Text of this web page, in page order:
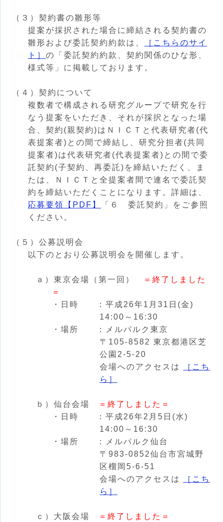
（３）契約書の雛形等
提案が採択された場合に締結される契約書の
雛形および委託契約約款は、
［こちらのサイ
ト］ の「委託契約約款、契約関係のひな形、
様式等」に掲載しております。
（４）契約について
複数者で構成される研究グループで研究を行
なう提案をいただき、それが採択となった場
合、契約(親契約)はＮＩＣＴと代表研究者(代
表提案者)との間で締結し、研究分担者(共同
提案者)は代表研究者(代表提案者)との間で委
託契約(子契約、再委託)を締結いただく、ま
たは、ＮＩＣＴと全提案者間で連名で委託契
約を締結いただくことになります。詳細は、
応募要領【PDF】
「６ 委託契約」をご参照
ください。
（５）公募説明会
以下のとおり公募説明会を開催します。
ａ）東京会場（第一回）
＝終了しました
＝
・日時 ：平成26年1月31日(金)
14:00～16:30
・場所 ：メルパルク東京
〒105-8582 東京都港区芝
公園2-5-20
会場へのアクセスは
［こち
ら］
ｂ）仙台会場
＝終了しました＝
・日時 ：平成26年2月5日(水)
14:00～16:30
・場所 ：メルパルク仙台
〒983-0852仙台市宮城野
区榴岡5-6-51
会場へのアクセスは
［こち
ら］
ｃ）大阪会場
＝終了しました＝